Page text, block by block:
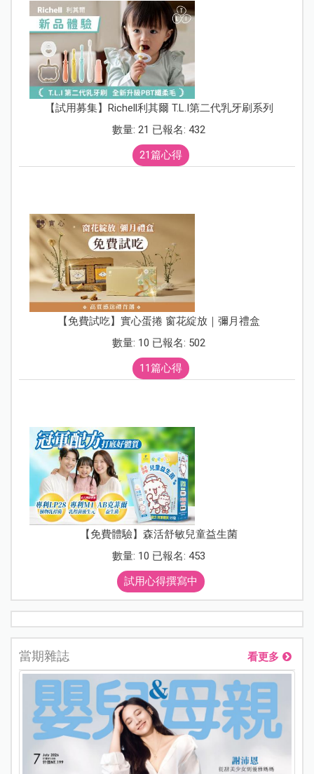
【試用募集】Richell利其爾 T.L.I第二代乳牙刷系列
數量: 21 已報名: 432
21篇心得
【免費試吃】實心蛋捲 窗花綻放｜彌月禮盒
數量: 10 已報名: 502
11篇心得
【免費體驗】森活舒敏兒童益生菌
數量: 10 已報名: 453
試用心得撰寫中
當期雜誌 看更多